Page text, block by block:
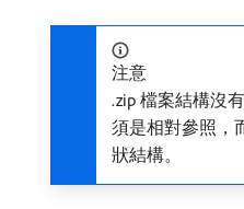
注意
.zip 檔案結構沒
須是相對參照，
狀結構。